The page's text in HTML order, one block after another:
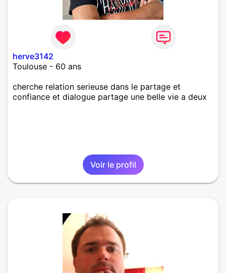
herve3142
Toulouse - 60 ans
cherche relation serieuse dans le partage et
confiance et dialogue partage une belle vie a deux
Voir le profil